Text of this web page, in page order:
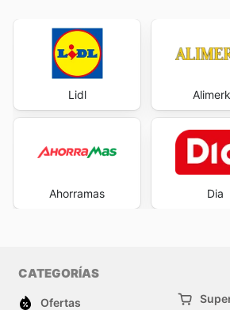
Lidl
Ahorramas Dia
CATEGORÍAS
Ofertas